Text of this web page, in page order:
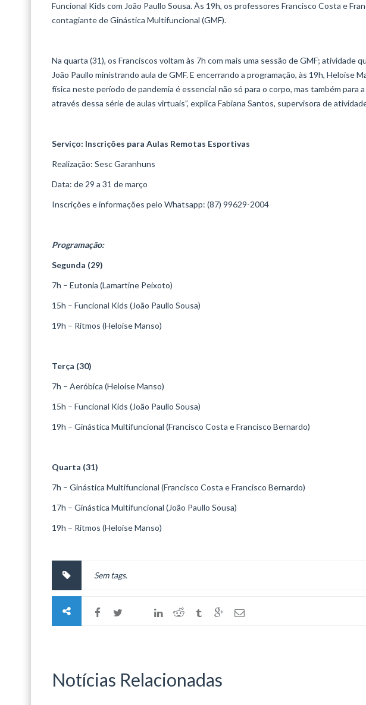
Funcional Kids com João Paullo Sousa. Às 19h, os professores Francisco Costa e
contagiante de Ginástica Multifuncional (GMF).
Na quarta (31), os Franciscos voltam às 7h com mais uma sessão de GMF; atividade
João Paullo ministrando aula de GMF. E encerrando a programação, às 19h, Heloíse
física neste período de pandemia é essencial não só para o corpo, mas também
através dessa série de aulas virtuais”, explica Fabiana Santos, supervisora de
Serviço: Inscrições para Aulas Remotas Esportivas
Realização: Sesc Garanhuns
Data: de 29 a 31 de março
Inscrições e informações pelo Whatsapp: (87) 99629-2004
Programação:
Segunda (29)
7h – Eutonia (Lamartine Peixoto)
15h – Funcional Kids (João Paullo Sousa)
19h – Ritmos (Heloíse Manso)
Terça (30)
7h – Aeróbica (Heloíse Manso)
15h – Funcional Kids (João Paullo Sousa)
19h – Ginástica Multifuncional (Francisco Costa e Francisco Bernardo)
Quarta (31)
7h – Ginástica Multifuncional (Francisco Costa e Francisco Bernardo)
17h – Ginástica Multifuncional (João Paullo Sousa)
19h – Ritmos (Heloíse Manso)
Sem tags.
Notícias Relacionadas